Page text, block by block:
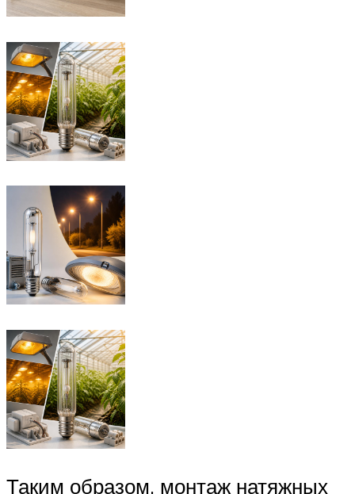
Таким образом, монтаж натяжных